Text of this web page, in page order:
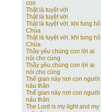
con
Thật là tuyệt vời
Thật là tuyệt vời
Thật là tuyệt vời, khi tung hô
Chúa
Thật là tuyệt vời, khi tung hô
Chúa
Thầy yêu chúng con lời ai
nói cho cùng
Thầy yêu chúng con lời ai
nói cho cùng
Thế gian này nơi con người
náu thân
Thế gian này nơi con người
náu thân
The Lord is my light and my